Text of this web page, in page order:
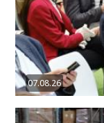
07.08.26